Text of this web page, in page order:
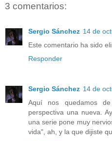
3 comentarios:
Sergio Sánchez 14 de
Este comentario ha sido
Responder
Sergio Sánchez 14 de
Aquí nos quedamos
perspectiva una nueva.
una serie pone muy
vida", ah, y la que dijiste